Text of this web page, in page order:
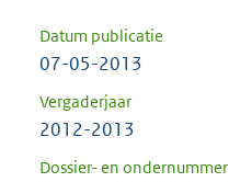
Datum publicatie
07-05-2013
Vergaderjaar
2012-2013
Dossier- en ondernummer